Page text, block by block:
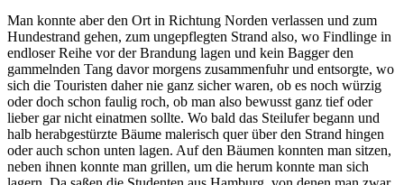
Man konnte aber den Ort in Richtung Norden verlassen und zum
Hundestrand gehen, zum ungepflegten Strand also, wo Findlinge in
endloser Reihe vor der Brandung lagen und kein Bagger den
gammelnden Tang davor morgens zusammenfuhr und entsorgte, wo
sich die Touristen daher nie ganz sicher waren, ob es noch würzig
oder doch schon faulig roch, ob man also bewusst ganz tief oder
lieber gar nicht einatmen sollte. Wo bald das Steilufer begann und
halb herabgestürzte Bäume malerisch quer über den Strand hingen
oder auch schon unten lagen. Auf den Bäumen konnten man sitzen,
neben ihnen konnte man grillen, um die herum konnte man sich